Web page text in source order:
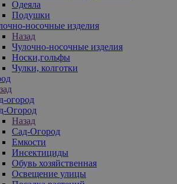
Одеяла
Подушки
носочные изделия
Назад
Чулочно-носочные изделия
Носки,гольфы
Чулки, колготки
огород
Огород
Назад
Сад-Огород
Емкости
Инсектициды
Обувь хозяйственная
Освещение улицы